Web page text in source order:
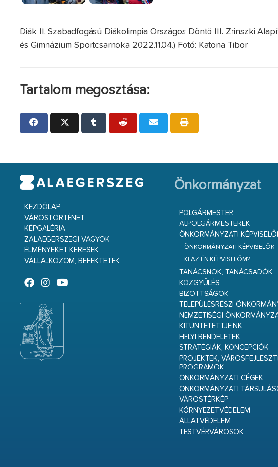
Diák II. Szabadfogású Diákolimpia Országos Döntő III. Zrinszki
és Gimnázium Sportcsarnoka 2022.11.04.) Fotó: Katona Tibor
Tartalom megosztása:
KEZDŐLAP
VÁROSTÖRTÉNET
KÉPGALÉRIA
ZALAEGERSZEGI VAGYOK
ÉLMÉNYEKET KERESEK
VÁLLALKOZOM, BEFEKTETEK
Önkormányzat
POLGÁRMESTER
ALPOLGÁRMESTEREK
ÖNKORMÁNYZATI
ÖNKORMÁNYZATI KÉPVISELŐK
KI AZ ÉN KÉPVISELŐM?
TANÁCSNOK, TANÁCSADÓK
KÖZGYŰLÉS
BIZOTTSÁGOK
TELEPÜLÉSRÉSZI
NEMZETISÉGI
KITÜNTETETTJEINK
HELYI RENDELETEK
STRATÉGIÁK, KONCEPCIÓK
PROJEKTEK,
PROGRAMOK
ÖNKORMÁNYZATI CÉGEK
ÖNKORMÁNYZATI
VÁROSTÉRKÉP
KÖRNYEZETVÉDELEM
ÁLLATVÉDELEM
TESTVÉRVÁROSOK